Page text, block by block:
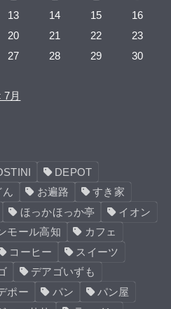
13 14 15
16
20 21 22
23
27 28 29
30
7月
DEPOT
ん お遍路
すき家
ほっかほっか亭
イオン
モール高知
カフェ
コーヒー
スイーツ
デアゴいずも
ポー パン
パン屋